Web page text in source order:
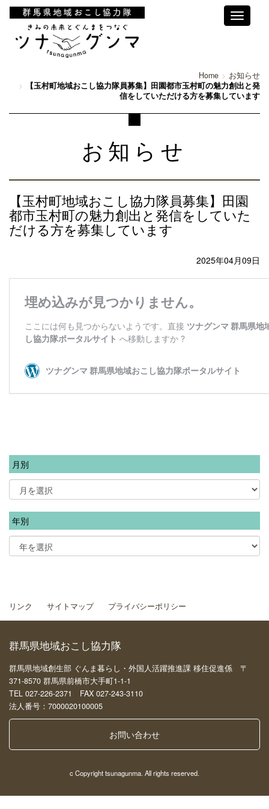
Toggle
Home
お知らせ
【玉村町地域おこし協力隊員募集】田園都市玉村町の魅力創出と発
信をしていただける方を募集しています
お知らせ
【玉村町地域おこし協力隊員募集】田園
都市玉村町の魅力創出と発信をしていた
だける方を募集しています
2025年04月09日
月別
年別
リンク サイトマップ プライバシーポリシー
群馬県地域おこし協力隊
群馬県地域創生部 ぐんま暮らし・外国人活躍推進課 移住促進係 〒
371-8570 群馬県前橋市大手町1-1-1
TEL 027-226-2371 FAX 027-243-3110
法人番号：7000020100005
お問い合わせ
c Copyright tsunagunma. All rights reserved.